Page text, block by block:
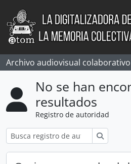
Skip to main content
Archivo audiovisual
No se han
resultados
Registro de autoridad